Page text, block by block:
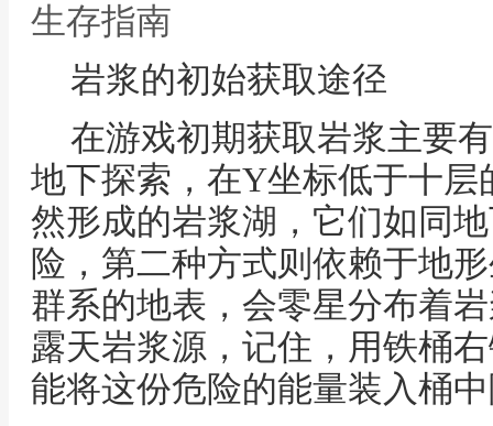
生存指南
岩浆的初始获取途径
在游戏初期获取岩浆主要
地下探索，在Y坐标低于十
然形成的岩浆湖，它们如同
险，第二种方式则依赖于地
群系的地表，会零星分布着
露天岩浆源，记住，用铁桶
能将这份危险的能量装入桶